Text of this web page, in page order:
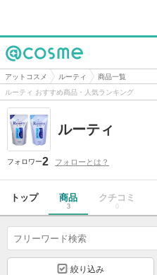
@cosme
アットコスメ ルーティ
商品一覧
ルーティ おすすめ商品・人気ランキング
ルーティ
フォロワー2 フォローとは？
トップ 商品
3
クチコミ
0
絞り込み